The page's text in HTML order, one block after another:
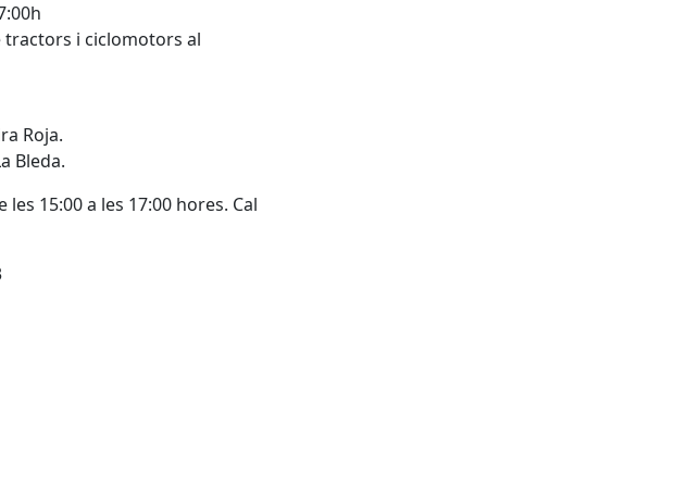
tractors i ciclomotors al
Roja.
Bleda.
15:00 a les 17:00 hores. Cal